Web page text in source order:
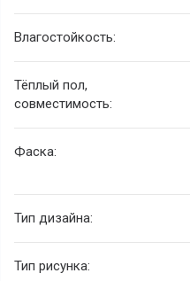
Влагостойкость:
Тёплый пол,
совместимость:
Фаска:
Тип дизайна:
Тип рисунка: